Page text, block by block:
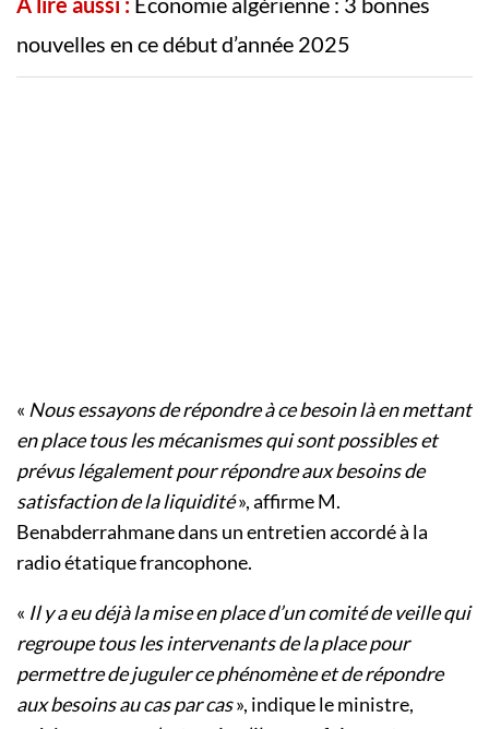
nouvelles en ce début d’année 2025
« Nous essayons de répondre à ce besoin là en mettant
en place tous les mécanismes qui sont possibles et
prévus légalement pour répondre aux besoins de
satisfaction de la liquidité», affirme M.
Benabderrahmane dans un entretien accordé à la
radio étatique francophone.
« Il y a eu déjà la mise en place d’un comité de veille qui
regroupe tous les intervenants de la place pour
permettre de juguler ce phénomène et de répondre
aux besoins au cas par cas», indique le ministre,